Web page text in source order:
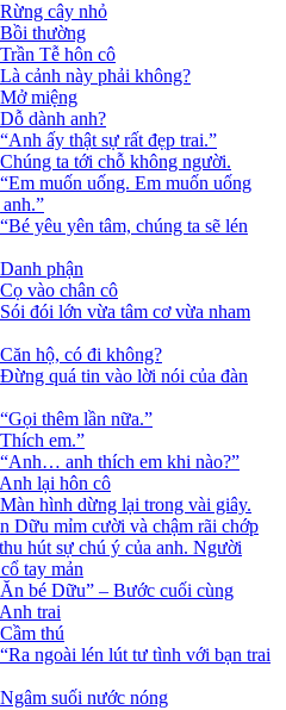
cây nhỏ
thường
Tễ hôn cô
cảnh này phải không?
miệng
dành anh?
ấy thật sự rất đẹp trai.”
ta tới chỗ không người.
muốn uống. Em muốn uống
yêu yên tâm, chúng ta sẽ lén
phận
vào chân cô
đói lớn vừa tâm cơ vừa nham
hộ, có đi không?
quá tin vào lời nói của đàn
thêm lần nữa.”
em.”
anh thích em khi nào?”
lại hôn cô
hình dừng lại trong vài giây.
Dữu mỉm cười và chậm rãi chớp
hút sự chú ý của anh. Người
tay mản
bé Dữu” – Bước cuối cùng
trai
thú
ngoài lén lút tư tình với bạn trai
suối nước nóng